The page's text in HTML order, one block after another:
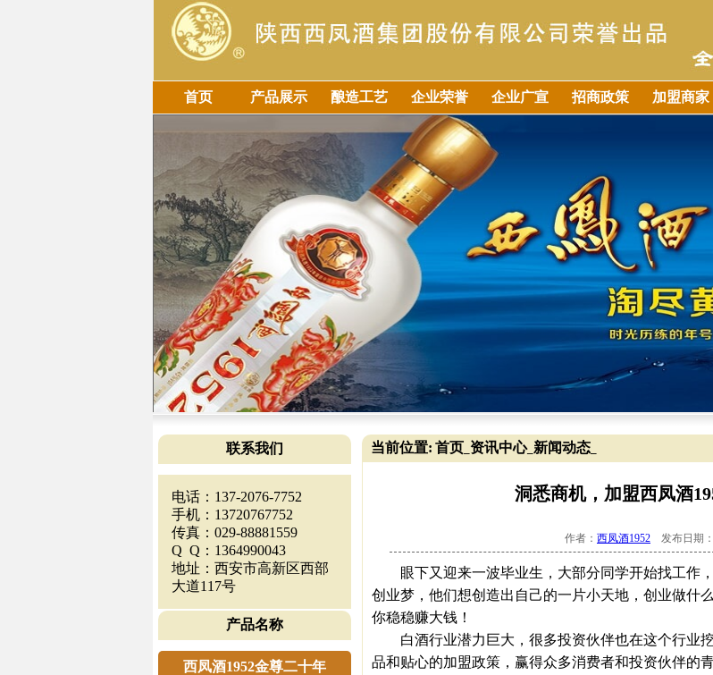
首页 产品展示 酿造工艺 企业荣誉 企业广宣 招商政策 加盟商家
联系我们
电话：137-2076-7752
手机：13720767752
传真：029-88881559
Q Q：1364990043
地址：西安市高新区西部
大道117号
产品名称
西凤酒1952金尊二十年
当前位置: 首页 资讯中心_ 新闻动态
洞悉商机，加盟西凤酒
作者： 西凤酒1952 发布日期
眼下又迎来一波毕业生，大部分同学开始找工作
创业梦，他们想创造出自己的一片小天地，创业做什
你稳稳赚大钱！
白酒行业潜力巨大，很多投资伙伴也在这个行业挖
品和贴心的加盟政策，赢得众多消费者和投资伙伴的